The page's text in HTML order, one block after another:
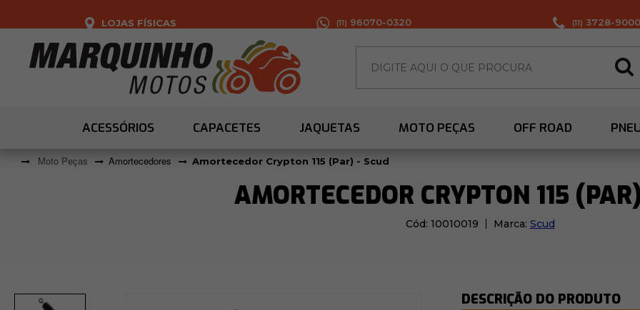
LOJAS FÍSICAS (11) 96070-0320 (11) 3728-9000
ACESSÓRIOS CAPACETES JAQUETAS MOTO PEÇAS OFF ROAD
Moto Peças Amortecedores Amortecedor Crypton 115 (Par) - Scud
AMORTECEDOR CRYPTON 115
Cód: 10010019 Marca: Scud
DESCRIÇÃO DO PRODUTO